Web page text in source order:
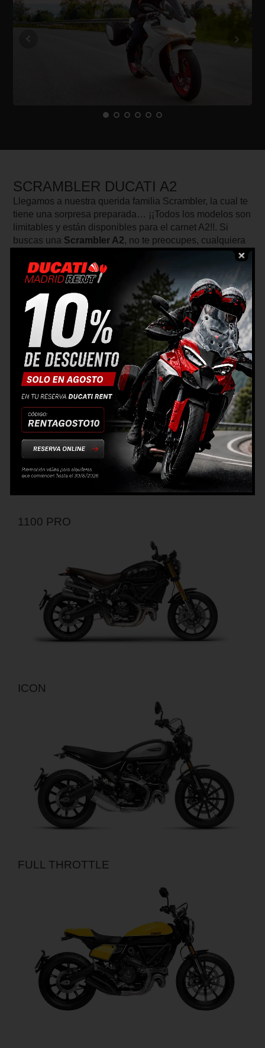
SCRAMBLER DUCATI A2
Llegamos a nuestra querida familia Scrambler, la cual te
tiene una sorpresa preparada… ¡¡Todos los modelos son
limitables y están disponibles para el carnet A2!!. Si
buscas una Scrambler A2, no te preocupes, cualquiera
Si eres de clásicos, la mítica Cafe Raceres una de las
motos que podrás pilotar. Déjate llevar por ella, y
descubrirás una nueva forma de enamorarte de la
ciudad. Igualmente podrás hacerte con la popular
Scrambler Icon A2 en todos sus colores disponibles.
Sin duda una de las más solicitadas por los ducatistas.
Siguiendo con nuestra familia mas desenfadada,
también puedes hacerte con una la super ventas del
año: laDesert Sledcon un carácter más off road.
Subiendo de cilindrada llegamos a laSCR 1100 Sporty
Sport Pro. también limitables para elcarnet A2
. Difícil
decisión, ¿verdad? Pues por si fueran pocas, la atractiva
y desenfadaFull Throttley la versátil Sixty2también
tienen la posibilidad de ser tuyas aunque no tengas el
carnet A. Desde luego, hay muchas opciones donde
elegir… ¡Y a cada cual mejor!.
1100 PRO
ICON
FULL THROTTLE